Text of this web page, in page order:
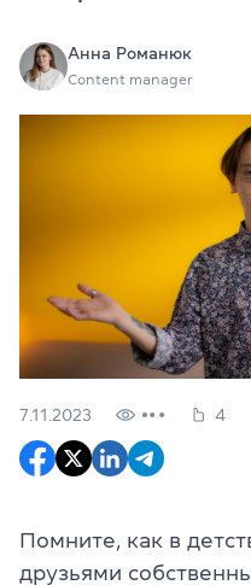
Анна Романюк
Content manager
7.11.2023 4
Помните, как в
друзьями